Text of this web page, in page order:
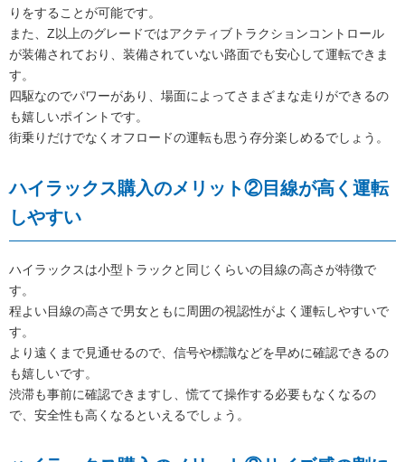
りをすることが可能です。
また、Z以上のグレードではアクティブトラクションコントロール
が装備されており、装備されていない路面でも安心して運転できま
す。
四駆なのでパワーがあり、場面によってさまざまな走りができるの
も嬉しいポイントです。
街乗りだけでなくオフロードの運転も思う存分楽しめるでしょう。
ハイラックス購入のメリット②目線が高く運転
しやすい
ハイラックスは小型トラックと同じくらいの目線の高さが特徴で
す。
程よい目線の高さで男女ともに周囲の視認性がよく運転しやすいで
す。
より遠くまで見通せるので、信号や標識などを早めに確認できるの
も嬉しいです。
渋滞も事前に確認できますし、慌てて操作する必要もなくなるの
で、安全性も高くなるといえるでしょう。